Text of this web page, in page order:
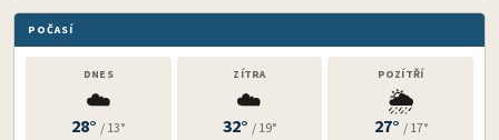
POČASÍ
DNES
☁️
28°/ 13°
ZÍTRA
☁️
32° / 19°
POZÍTŘÍ
🌦️
27° / 17°